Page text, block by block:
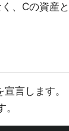
、Cの資産
言します。